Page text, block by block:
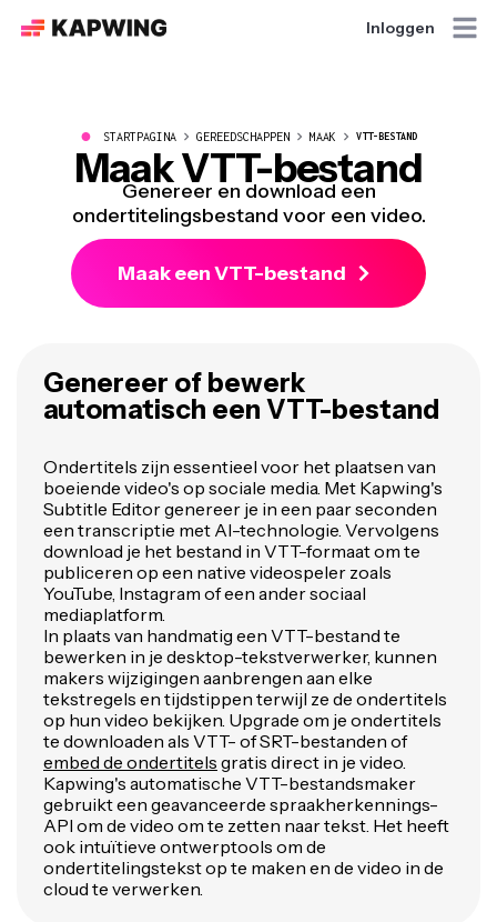
Inloggen
● STARTPAGINA GEREEDSCHAPPEN MAAK VTT-BESTAND
Maak VTT-bestand
Genereer en download een
ondertitelingsbestand voor een video.
Maak een VTT-bestand
Genereer of bewerk
automatisch een VTT-bestand
Ondertitels zijn essentieel voor het plaatsen van
boeiende video's op sociale media. Met Kapwing's
Subtitle Editor genereer je in een paar seconden
een transcriptie met AI-technologie. Vervolgens
download je het bestand in VTT-formaat om te
publiceren op een native videospeler zoals
YouTube, Instagram of een ander sociaal
mediaplatform.
In plaats van handmatig een VTT-bestand te
bewerken in je desktop-tekstverwerker, kunnen
makers wijzigingen aanbrengen aan elke
tekstregels en tijdstippen terwijl ze de ondertitels
op hun video bekijken. Upgrade om je ondertitels
te downloaden als VTT- of SRT-bestanden of
embed de ondertitels gratis direct in je video.
Kapwing's automatische VTT-bestandsmaker
gebruikt een geavanceerde spraakherkennings-
API om de video om te zetten naar tekst. Het heeft
ook intuïtieve ontwerptools om de
ondertitelingstekst op te maken en de video in de
cloud te verwerken.